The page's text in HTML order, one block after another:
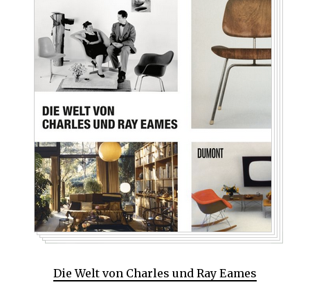
Die Welt von Charles und Ray Eames